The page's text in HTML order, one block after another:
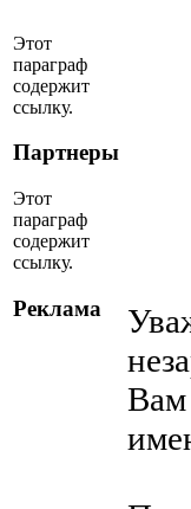
Этот
параграф
содержит
ссылку.
Партнеры
Этот
параграф
содержит
ссылку.
Реклама
Вам